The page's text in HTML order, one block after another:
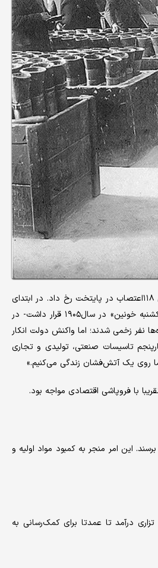
وقتی خبر این اعتصاب به سن‌پترزبورگ رسید، ناآرامی‌های کارگری در آنجا آغاز شد؛ تنها در ماه ژوئن ۱۱۸اعتصاب در پایتخت رخ داد. در ابتدای
ماه ژوئیه، حدود ۱۲هزار کارگر از کارخانه فولاد پوتیلوف -همان کارخانه‌ای که در مرکز اعتراضات «یکشنبه خونین» در سال۱۹۰۵ قرار داشت- در
نفر زخمی شدند؛ اما واکنش دولت انکار
ژوئیه۱۹۱۴ منجر شد که بیش از چهارپنجم تاسیسات صنعتی، تولیدی و تجاری
روی یک آتش‌فشان زندگی می‌کنیم.»
این امر منجر به کمبود مواد اولیه و
درآمد تا عمدتا برای کمک‌رسانی‌ به